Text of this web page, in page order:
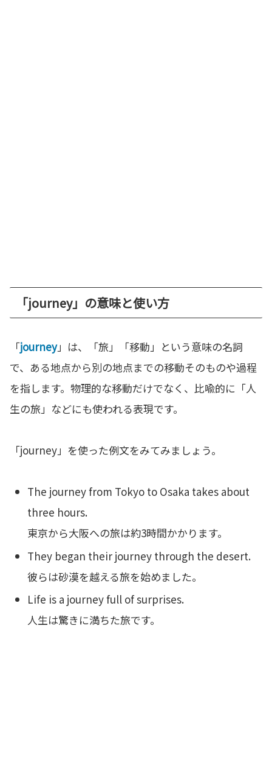
「journey」の意味と使い方
「journey」は、「旅」「移動」という意味の名詞
で、ある地点から別の地点までの移動そのものや過程
を指します。物理的な移動だけでなく、比喩的に「人
生の旅」などにも使われる表現です。
「journey」を使った例文をみてみましょう。
The journey from Tokyo to Osaka takes about
three hours.
東京から大阪への旅は約3時間かかります。
They began their journey through the desert.
彼らは砂漠を越える旅を始めました。
Life is a journey full of surprises.
人生は驚きに満ちた旅です。